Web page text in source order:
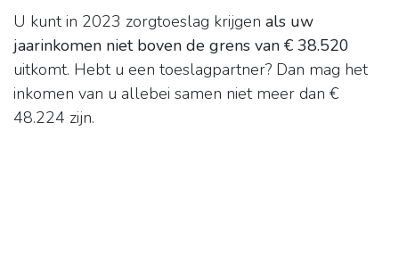
U kunt in 2023 zorgtoeslag krijgen als uw
jaarinkomen niet boven de grens van € 38.520
uitkomt. Hebt u een toeslagpartner? Dan mag het
inkomen van u allebei samen niet meer dan €
48.224 zijn.